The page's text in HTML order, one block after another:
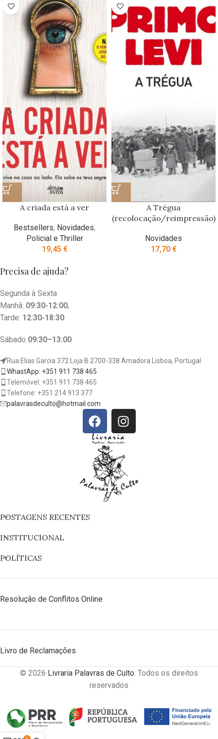
A criada está a ver
Bestsellers, Novidades,
Policial e Thriller
19,45 €
A Trégua
(recolocação/reimpressão)
Novidades
17,70 €
Precisa de ajuda?
Segunda à Sexta
Manhã: 09:30-12:00,
Tarde: 12:30-18:30
Sábado 09:30–13:00
Rua Elias Garcia 372 Loja B 2700-338 Amadora Lisboa, Portugal
WhastApp: +351 911 738 465
Telemóvel: +351 911 738 465
Telefone: +351 214 913 377
palavrasdeculto@hotmail.com
POSTAGENS RECENTES
INSTITUCIONAL
POLÍTICAS
Resolução de Conflitos Online
Livro de Reclamações
© 2026 Livraria Palavras de Culto. Todos os direitos
reservados